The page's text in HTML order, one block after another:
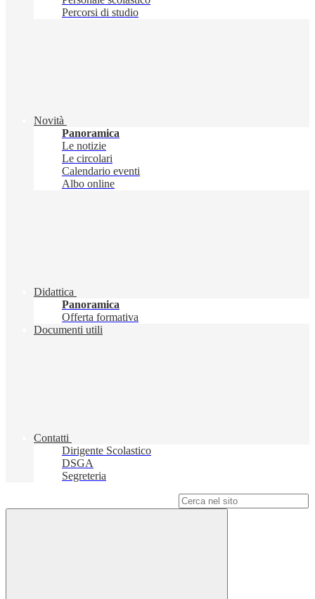
Percorsi di studio
Novità
Panoramica
Le notizie
Le circolari
Calendario eventi
Albo online
Didattica
Panoramica
Offerta formativa
Documenti utili
Contatti
Dirigente Scolastico
DSGA
Segreteria